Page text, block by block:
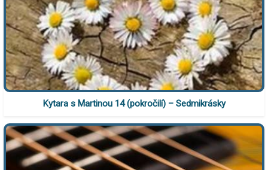
Kytara s Martinou 14 (pokročilí) – Sedmikrásky